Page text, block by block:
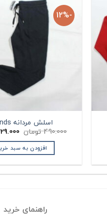
-12%
اسلش مردانه Bonds
490.000 تومان قیمت
اصلی:
بود.
افزودن به سبد
راهنمای خرید